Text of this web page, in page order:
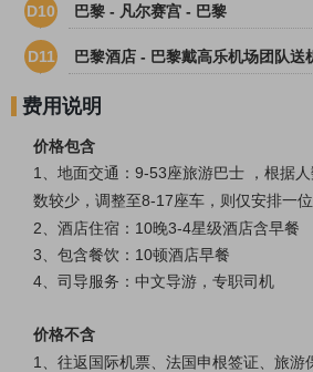
D10 巴黎 - 凡尔赛宫 - 巴黎
D11 巴黎酒店 - 巴黎戴高乐机场团队送
费用说明
价格包含
1、地面交通：9-53座旅游巴士 ，根据人
数较少，调整至8-17座车，则仅安排一位
2、酒店住宿：10晚3-4星级酒店含早餐
3、包含餐饮：10顿酒店早餐
4、司导服务：中文导游，专职司机
价格不含
1、往返国际机票、法国申根签证、旅游